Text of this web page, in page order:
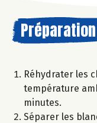
Préparation
Réhydrater les
température
minutes.
Séparer les